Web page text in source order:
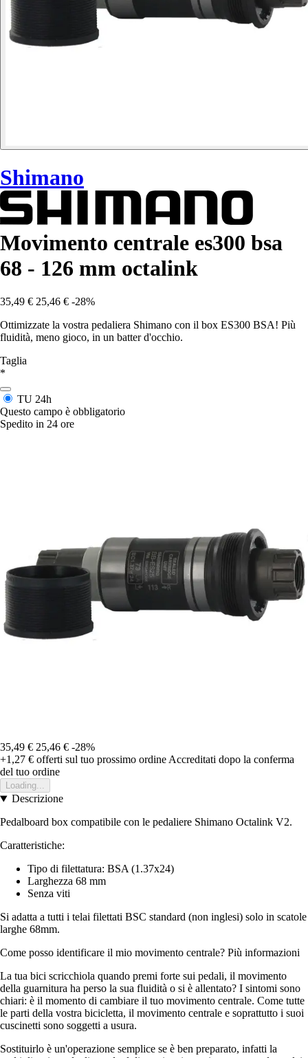
Shimano
Movimento centrale es300 bsa
68 - 126 mm octalink
35,49 € 25,46 € -28%
Ottimizzate la vostra pedaliera Shimano con il box ES300 BSA! Più
fluidità, meno gioco, in un batter d'occhio.
Taglia
*
TU 24h
Questo campo è obbligatorio
Spedito in 24 ore
35,49 € 25,46 € -28%
+1,27 € offerti sul tuo prossimo ordine Accreditati dopo la conferma
del tuo ordine
Loading...
Descrizione
Pedalboard box compatibile con le pedaliere Shimano Octalink V2.
Caratteristiche:
Tipo di filettatura: BSA (1.37x24)
Larghezza 68 mm
Senza viti
Si adatta a tutti i telai filettati BSC standard (non inglesi) solo in scatole
larghe 68mm.
Come posso identificare il mio movimento centrale? Più informazioni
La tua bici scricchiola quando premi forte sui pedali, il movimento
della guarnitura ha perso la sua fluidità o si è allentato? I sintomi sono
chiari: è il momento di cambiare il tuo movimento centrale. Come tutte
le parti della vostra bicicletta, il movimento centrale e soprattutto i suoi
cuscinetti sono soggetti a usura.
Sostituirlo è un'operazione semplice se è ben preparato, infatti la